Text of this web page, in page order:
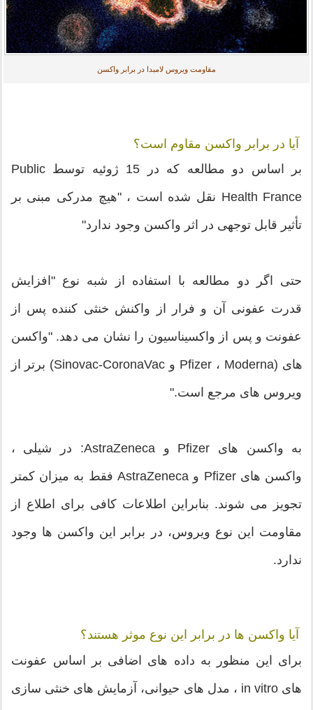
مقاومت ویروس لامبدا در برابر واکسن
آیا در برابر واکسن مقاوم است؟
بر اساس دو مطالعه که در 15 ژوئیه توسط Public
Health France نقل شده است ، "هیچ مدرکی مبنی بر
تأثیر قابل توجهی در اثر واکسن وجود ندارد"
حتی اگر دو مطالعه با استفاده از شبه نوع "افزایش
قدرت عفونی آن و فرار از واکنش خنثی کننده پس از
عفونت و پس از واکسیناسیون را نشان می دهد. "واکسن
های (Pfizer ، Moderna و Sinovac-CoronaVac) برتر از
ویروس های مرجع است."
به واکسن های Pfizer و AstraZeneca: در شیلی ،
واکسن های Pfizer و AstraZeneca فقط به میزان کمتر
تجویز می شوند. بنابراین اطلاعات کافی برای اطلاع از
مقاومت این نوع ویروس، در برابر این واکسن ها وجود
ندارد.
آیا واکسن ها در برابر این نوع موثر هستند؟
برای این منظور به داده های اضافی بر اساس عفونت
های in vitro ، مدل های حیوانی، آزمایش های خنثی سازی